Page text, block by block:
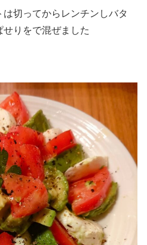
切ってからレンチンしバタ
りをで混ぜました